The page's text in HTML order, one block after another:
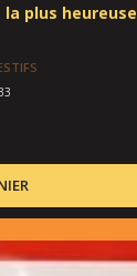
plus heureuse